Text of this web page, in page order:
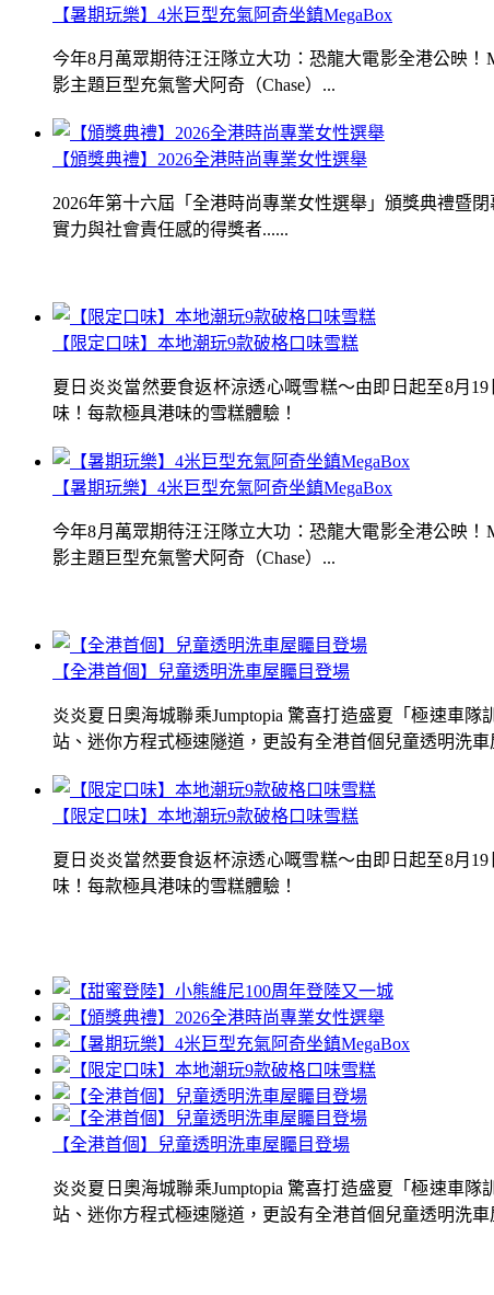
【暑期玩樂】4米巨型充氣阿奇坐鎮MegaBox
今年8月萬眾期待汪汪隊立大功：恐龍大電影全港公映
影主題巨型充氣警犬阿奇（Chase）...
【限定口味】本地潮玩9款破格口味雪糕
夏日炎炎當然要食返杯涼透心嘅雪糕～由即日起至8月
味！每款極具港味的雪糕體驗！
【全港首個】兒童透明洗車屋矚目登場
炎炎夏日奧海城聯乘Jumptopia 驚喜打造盛夏「極速車
站、迷你方程式極速隧道，更設有全港首個兒童透明洗車
【頒獎典禮】2026全港時尚專業女性選舉
2026年第十六屆「全港時尚專業女性選舉」頒獎典禮暨
實力與社會責任感的得獎者......
【暑期玩樂】4米巨型充氣阿奇坐鎮MegaBox
今年8月萬眾期待汪汪隊立大功：恐龍大電影全港公映
影主題巨型充氣警犬阿奇（Chase）...
【限定口味】本地潮玩9款破格口味雪糕
夏日炎炎當然要食返杯涼透心嘅雪糕～由即日起至8月
味！每款極具港味的雪糕體驗！
【全港首個】兒童透明洗車屋矚目登場
炎炎夏日奧海城聯乘Jumptopia 驚喜打造盛夏「極速車
站、迷你方程式極速隧道，更設有全港首個兒童透明洗車